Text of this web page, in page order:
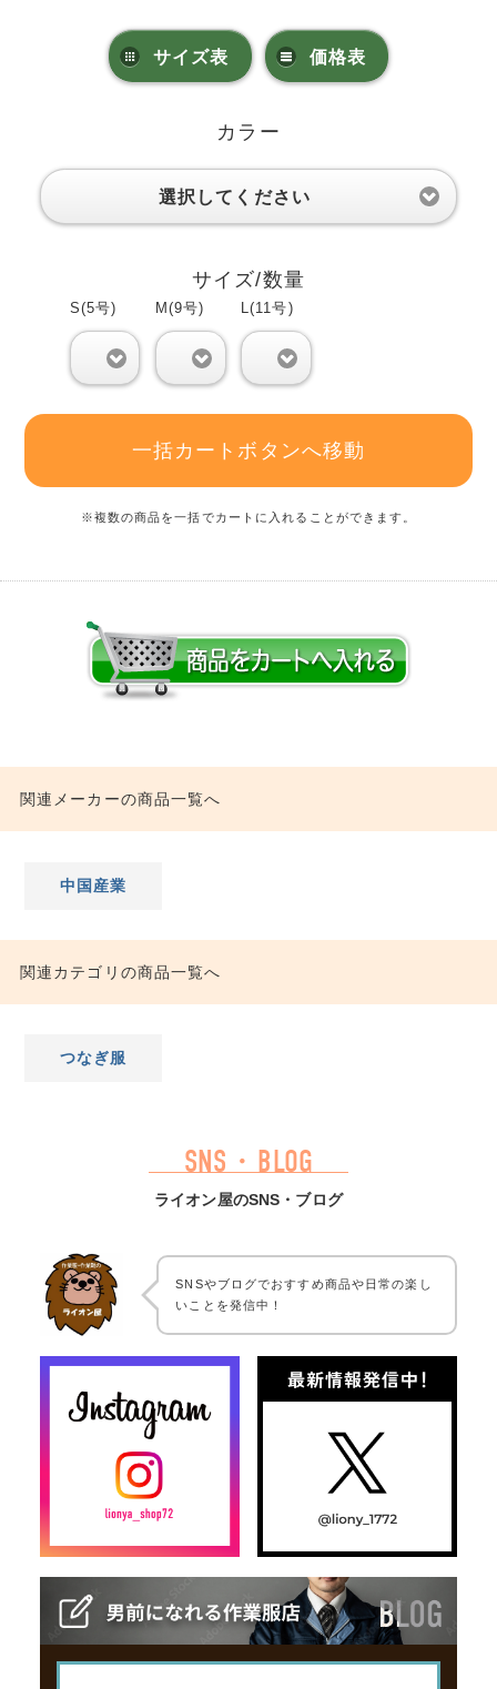
サイズ表 価格表
カラー
選択してください
サイズ/数量
S(5号) M(9号) L(11号)
一括カートボタンへ移動
※複数の商品を一括でカートに入れることができます。
関連メーカーの商品一覧へ
中国産業
関連カテゴリの商品一覧へ
つなぎ服
SNS・BLOG
ライオン屋のSNS・ブログ
SNSやブログでおすすめ商品や日常の楽し
いことを発信中！